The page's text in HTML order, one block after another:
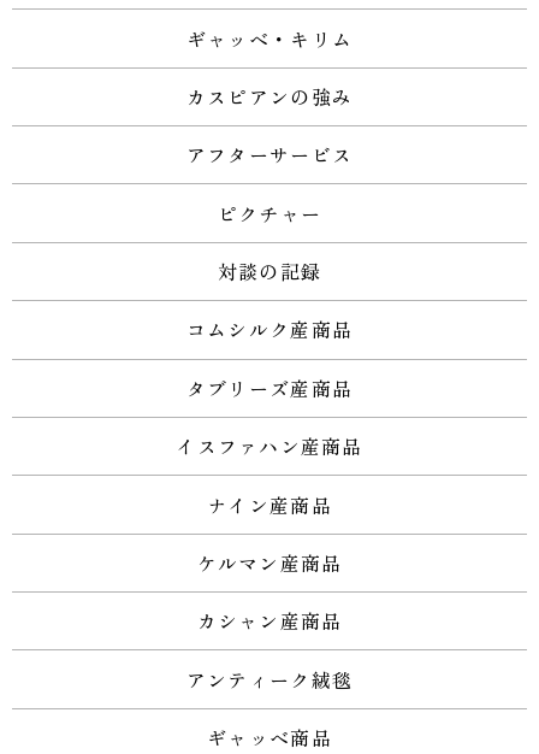
ギャッベ・キリム
カスピアンの強み
アフターサービス
ピクチャー
対談の記録
コムシルク産商品
タブリーズ産商品
イスファハン産商品
ナイン産商品
ケルマン産商品
カシャン産商品
アンティーク絨毯
ギャッベ商品